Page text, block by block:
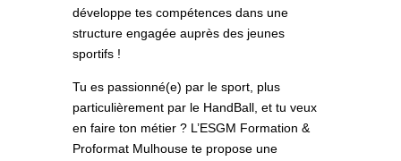
développe tes compétences dans une
structure engagée auprès des jeunes
sportifs !
Tu es passionné(e) par le sport, plus
particulièrement par le HandBall, et tu veux
en faire ton métier ? L’ESGM Formation &
Proformat Mulhouse te propose une